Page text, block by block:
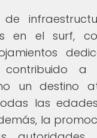
en el surf,
a
un destino
las
la